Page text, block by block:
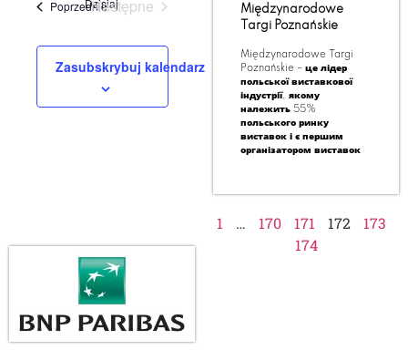
PoprzednieWydarzenia
Dzisiaj
Następne Wydarzenia
Zasubskrybuj kalendarz
Międzynarodowe
Targi Poznańskie
Międzynarodowe Targi
Poznańskie – це лідер
польської виставкової
індустрії, якому
належить 55%
польського ринку
виставок і є першим
організатором виставок
1 … 170 171 172
173
174